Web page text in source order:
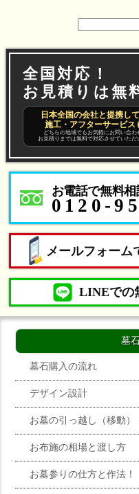
全国対応！
お見積りは無
日本全国の会社と提携し
施工・アフターサービス
どちらの地域でもお気軽にお問い合わ
お見積りまでは無料で対応させていただ
お電話で無料
0120-
メールフォーム
LINEでの
墓
墓石購入の流れ
デザイン設計
お墓の引っ越し（移動）
お布施の相場と渡し方
お墓参りの仕方と作法！